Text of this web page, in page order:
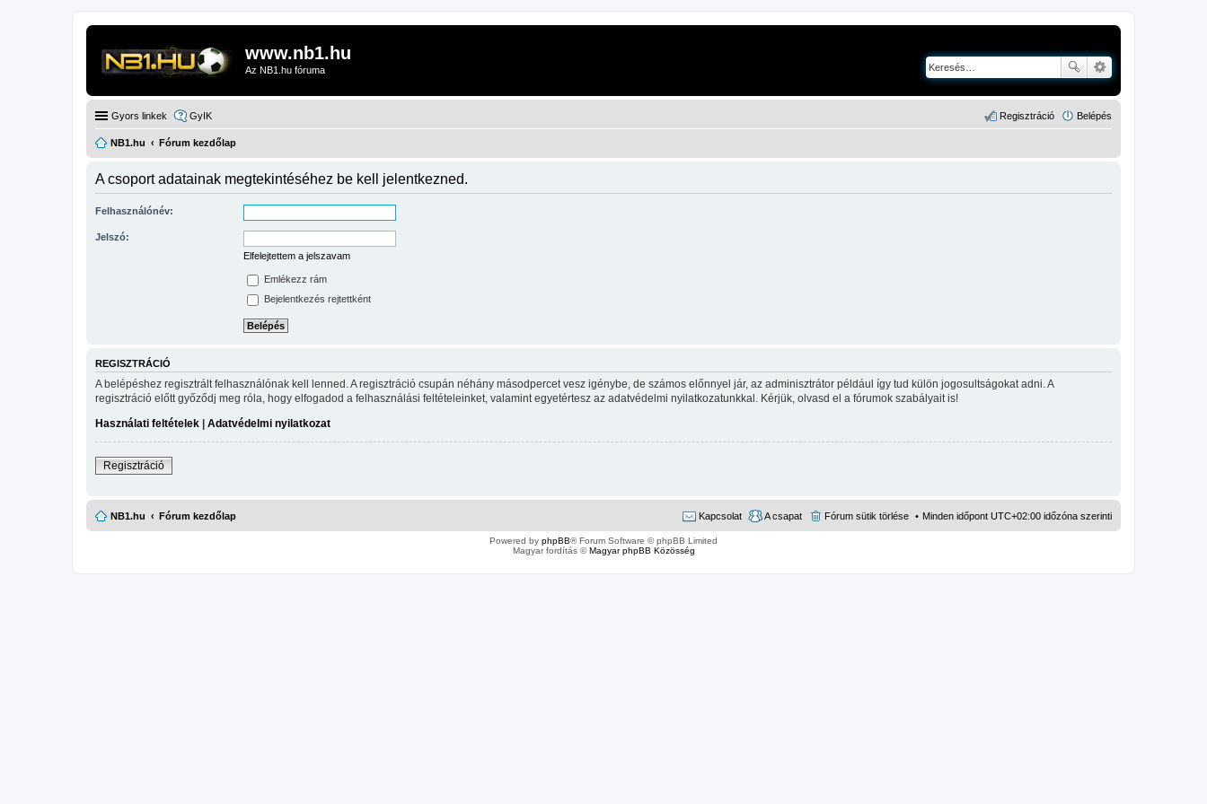
www.nb1.hu
Az NB1.hu fóruma
Gyors linkek GyIK Belépés
Regisztráció
NB1.hu Fórum kezdőlap
A csoport adatainak megtekintéséhez be kell jelentkezned.
Felhasználónév:
Jelszó:
Elfelejtettem a jelszavam
Emlékezz rám
Bejelentkezés rejtettként
REGISZTRÁCIÓ
A belépéshez regisztrált felhasználónak kell lenned. A regisztráció csupán néhány másodpercet vesz igénybe, de számos előnnyel jár, az adminisztrátor például így tud külön jogosultságokat adni. A
regisztráció előtt győződj meg róla, hogy elfogadod a felhasználási feltételeinket, valamint egyetértesz az adatvédelmi nyilatkozatunkkal. Kérjük, olvasd el a fórumok szabályait is!
Használati feltételek
Adatvédelmi nyilatkozat
Regisztráció
NB1.hu Fórum kezdőlap Minden időpont UTC+02:00 időzóna szerinti
Fórum sütik törlése
A csapat
Kapcsolat
Powered by phpBB® Forum Software © phpBB Limited
Magyar fordítás ©Magyar phpBB Közösség